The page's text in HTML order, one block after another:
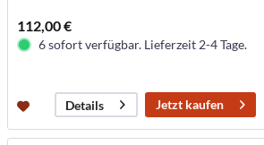
112,00 €
6 sofort verfügbar. Lieferzeit 2-4 Tage.
Details Jetzt kaufen